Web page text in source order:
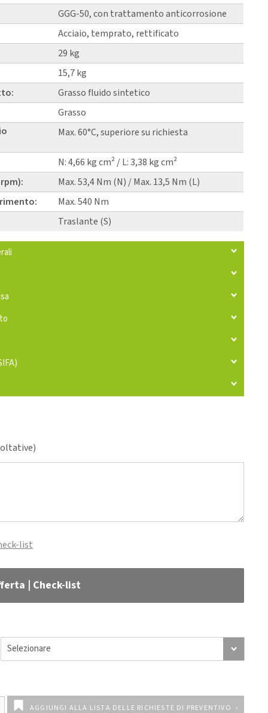
GGG-50, con trattamento anticorrosione
Acciaio, temprato, rettificato
29 kg
15,7 kg
Grasso fluido sintetico
Grasso
Max. 60°C, superiore su richiesta
N: 4,66 kg cm² / L: 3,38 kg cm²
Max. 53,4 Nm (N) / Max. 13,5 Nm (L)
Max. 540 Nm
Traslante (S)
list
| Check-list
AGGIUNGI ALLA LISTA DELLE RICHIESTE DI PREVENTIVO